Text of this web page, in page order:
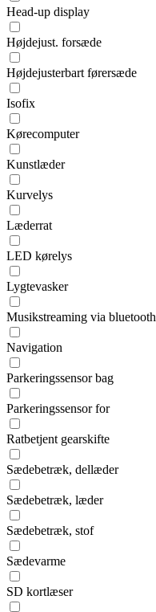
Head-up display
Højdejust. forsæde
Højdejusterbart førersæde
Isofix
Kørecomputer
Kunstlæder
Kurvelys
Læderrat
LED kørelys
Lygtevasker
Musikstreaming via bluetooth
Navigation
Parkeringssensor bag
Parkeringssensor for
Ratbetjent gearskifte
Sædebetræk, dellæder
Sædebetræk, læder
Sædebetræk, stof
Sædevarme
SD kortlæser